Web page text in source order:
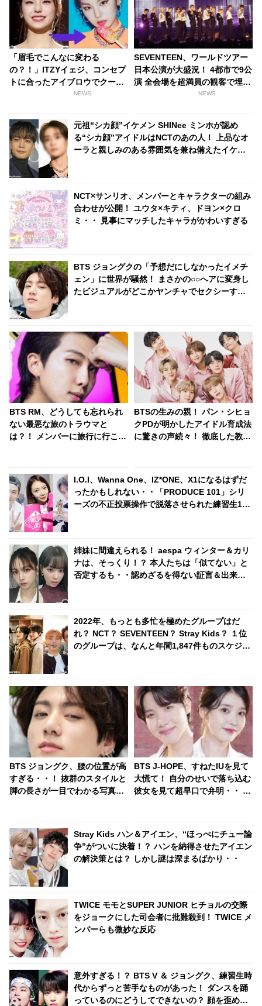
「眉毛でこんなに変わる
の？！」ITZYイェジ、コンセプ
トに合ったアイブロウでクール
な印象を大チェンジ！
NEWS
SEVENTEEN、ワールドツアー
日本公演が大盛況！ 4都市で9公
演 全会場を超満員の観客で埋め
尽くす[ライブレポート]
NEWS
元祖“シカ顔”イケメン SHINee ミンホが認め
る“シカ顔”アイドルはNCTのあの人！ 上品なオ
ーラと親しみのある雰囲気を兼ね備えたイケメ
NCT×サンリオ、メンバーとキャラクターの組み
合わせが公開！ ユウタ×キティ、ドヨン×クロ
ミ・・ 見事にマッチしたキャラがかわいすぎる
BTS ジョングクの「予想だにしなかったイメチ
ェン」に世界が騒然！ まさかの○○へアに変身し
たビジュアルがどこかヤンチャでセクシーすぎ
BTS RM、どうしても忘れられ
ない最悪な旅のトラウマと
は？！ メンバーに旅行に行こう
ぜ？
BTSの生みの親！ パン・シヒョ
クPDが明かしたアイドル育成法
に驚きの声続々！ 徹底した教育
I.O.I、Wanna One、IZ*ONE、X1になるはずだ
ったかもしれない・・「PRODUCE 101」シリ
ーズの不正投票操作で脱落させられた練習生12
姉妹に間違えられる！ aespa ウィンター＆カリ
ナは、そっくり！？ 本人たちは「似てない」と
否定するも・・認めざるを得ない証言＆出来事
2022年、もっとも多忙を極めたグループはだ
れ？ NCT？ SEVENTEEN？ Stray Kids？ １位
のグループは、なんと年間1,847件ものスケジュ
BTS ジョングク、腰の位置が高
すぎる・・！ 抜群のスタイルと
脚の長さが一目でわかる写真が
ンメロメロ
BTS J-HOPE、すねたIUを見て
大慌て！ 自分のせいで落ち込む
彼女を見て超早口で弁明・・ あ
Stray Kids ハン＆アイエン、“ほっぺにチュー論
争”がついに決着！？ ハンを納得させたアイエン
の解決策とは？ しかし謎は深まるばかり・・
TWICE モモとSUPER JUNIOR ヒチョルの交際
をジョークにした司会者に批難殺到！ TWICE メ
ンバーらも微妙な反応
意外すぎる！？ BTS V ＆ ジョングク、練習生時
代からずっと苦手なものがあった！ ダンスを踊
っているのにどうしてできないの？ 顔を歪めな